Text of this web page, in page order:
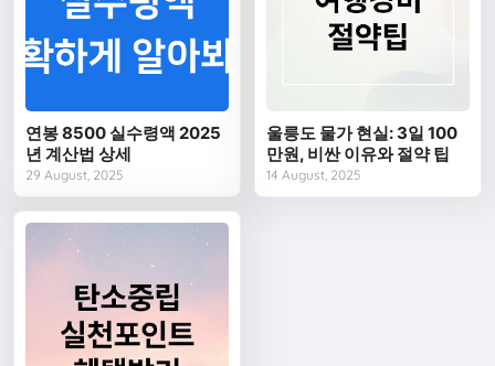
연봉 8500 실수령액 2025
년 계산법 상세
29 August, 2025
울릉도 물가 현실: 3일 100
만원, 비싼 이유와 절약 팁
14 August, 2025